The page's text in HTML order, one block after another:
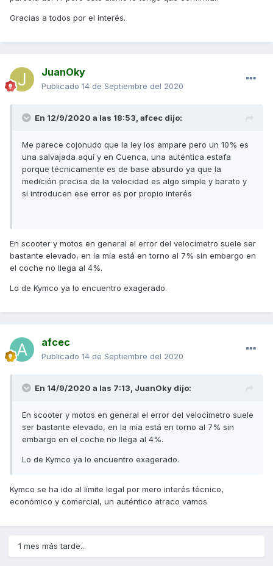
Gracias a todos por el interés.
JuanOky
Publicado 14 de Septiembre del 2020
En 12/9/2020 a las 18:53, afcec dijo:
Me parece cojonudo que la ley los ampare pero un 10% es
una salvajada aquí y en Cuenca, una auténtica estafa
porque técnicamente es de base absurdo ya que la
medición precisa de la velocidad es algo simple y barato y
si introducen ese error es por propio interés
En scooter y motos en general el error del velocímetro suele ser
bastante elevado, en la mía está en torno al 7% sin embargo en
el coche no llega al 4%.
Lo de Kymco ya lo encuentro exagerado.
afcec
Publicado 14 de Septiembre del 2020
En 14/9/2020 a las 7:13, JuanOky dijo:
En scooter y motos en general el error del velocímetro suele
ser bastante elevado, en la mía está en torno al 7% sin
embargo en el coche no llega al 4%.
Lo de Kymco ya lo encuentro exagerado.
Kymco se ha ido al límite legal por mero interés técnico,
económico y comercial, un auténtico atraco vamos
1 mes más tarde...